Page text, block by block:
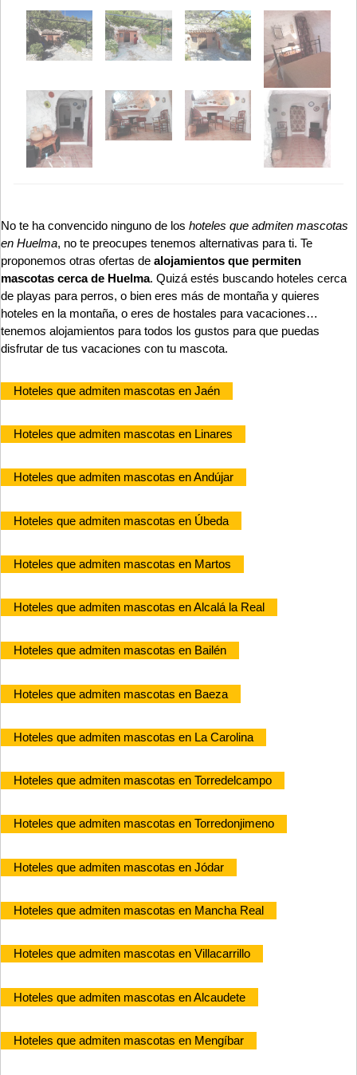
No te ha convencido ninguno de los hoteles que admiten mascotas
en Huelma, no te preocupes tenemos alternativas para ti. Te
proponemos otras ofertas de alojamientos que permiten
mascotas cerca de Huelma. Quizá estés buscando hoteles cerca
de playas para perros, o bien eres más de montaña y quieres
hoteles en la montaña, o eres de hostales para vacaciones…
tenemos alojamientos para todos los gustos para que puedas
disfrutar de tus vacaciones con tu mascota.
Hoteles que admiten mascotas en Jaén
Hoteles que admiten mascotas en Linares
Hoteles que admiten mascotas en Andújar
Hoteles que admiten mascotas en Úbeda
Hoteles que admiten mascotas en Martos
Hoteles que admiten mascotas en Alcalá la Real
Hoteles que admiten mascotas en Bailén
Hoteles que admiten mascotas en Baeza
Hoteles que admiten mascotas en La Carolina
Hoteles que admiten mascotas en Torredelcampo
Hoteles que admiten mascotas en Torredonjimeno
Hoteles que admiten mascotas en Jódar
Hoteles que admiten mascotas en Mancha Real
Hoteles que admiten mascotas en Villacarrillo
Hoteles que admiten mascotas en Alcaudete
Hoteles que admiten mascotas en Mengíbar